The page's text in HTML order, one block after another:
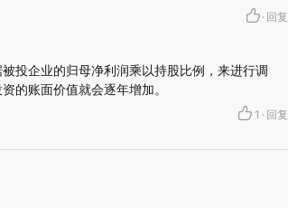
· 回复
投企业的归母净利润乘以持股比例，来进行调
的账面价值就会逐年增加。
1 · 回复